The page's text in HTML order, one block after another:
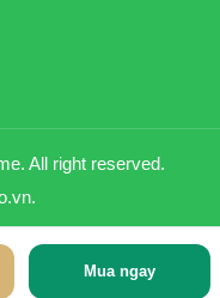
Mua ngay
All right reserved.